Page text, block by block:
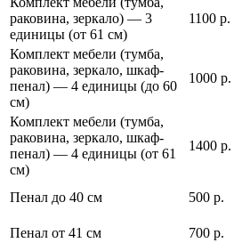
раковина, зеркало) — 3
единицы (от 61 см)
1100 р.
Комплект мебели (тумба,
раковина, зеркало, шкаф-
пенал) — 4 единицы (до 60
см)
1000 р.
Комплект мебели (тумба,
раковина, зеркало, шкаф-
пенал) — 4 единицы (от 61
см)
1400 р.
Пенал до 40 см 500 р.
Пенал от 41 см
700 р.